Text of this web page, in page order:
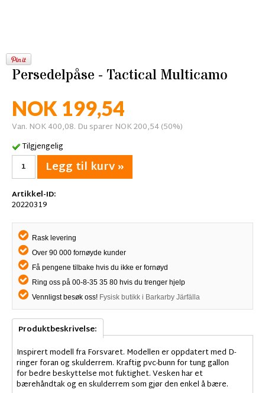
Persedelpåse - Tactical Multicamo
NOK 199,54
Van. NOK 400,08. Du sparer NOK 200,54 (50%)
Tilgjengelig
Legg til kurv »
Artikkel-ID:
20220319
Rask levering
Over 90 000 fornøyde kunder
Få pengene tilbake hvis du ikke er fornøyd
Ring oss på 00-8-35 35 80 hvis du trenger hjelp
Vennligst besøk oss! Fysisk butikk i Barkarby Järfälla
Produktbeskrivelse:
Inspirert modell fra Forsvaret. Modellen er oppdatert med D-
ringer foran og skulderrem. Kraftig pvc-bunn for tung gallon
for bedre beskyttelse mot fuktighet. Vesken har et
bærehåndtak og en skulderrem som gjør den enkel å bære.